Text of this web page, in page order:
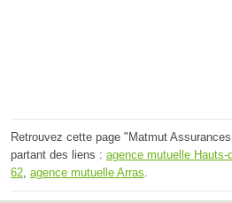
Retrouvez cette page "Matmut
partant des liens : agence mutuelle Hauts-
62, agence mutuelle Arras.